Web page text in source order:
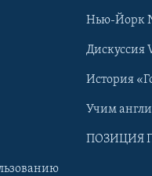
Нью-Йорк
Дискуссия
История
Учим
ПОЗИЦИЯ